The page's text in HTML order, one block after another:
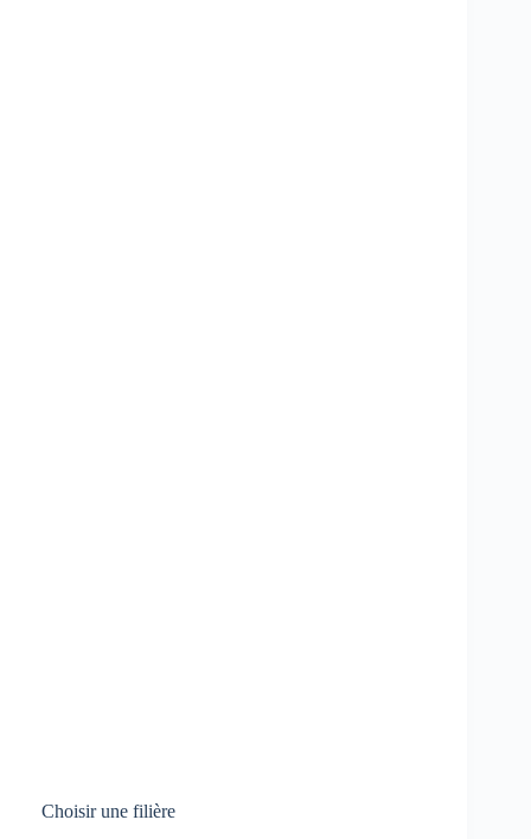
Choisir une filière